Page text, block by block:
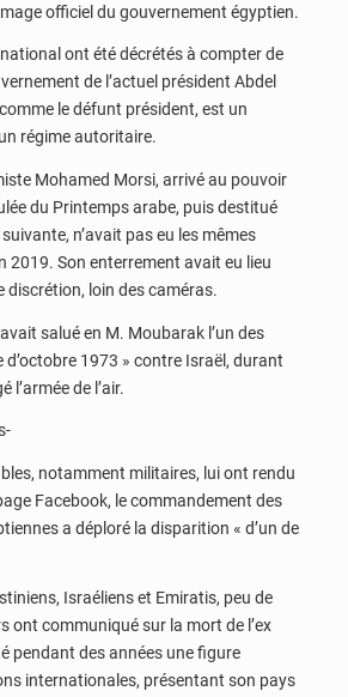
officiel du gouvernement égyptien.
ont été décrétés à compter de
de l’actuel président Abdel
le défunt président, est un
régime autoritaire.
Mohamed Morsi, arrivé au pouvoir
du Printemps arabe, puis destitué
suivante, n’avait pas eu les mêmes
2019. Son enterrement avait eu lieu
discrétion, loin des caméras.
salué en M. Moubarak l’un des
d’octobre 1973 » contre Israël, durant
l’armée de l’air.
notamment militaires, lui ont rendu
Facebook, le commandement des
a déploré la disparition « d’un de
Israéliens et Emiratis, peu de
ont communiqué sur la mort de l’ex
pendant des années une figure
internationales, présentant son pays